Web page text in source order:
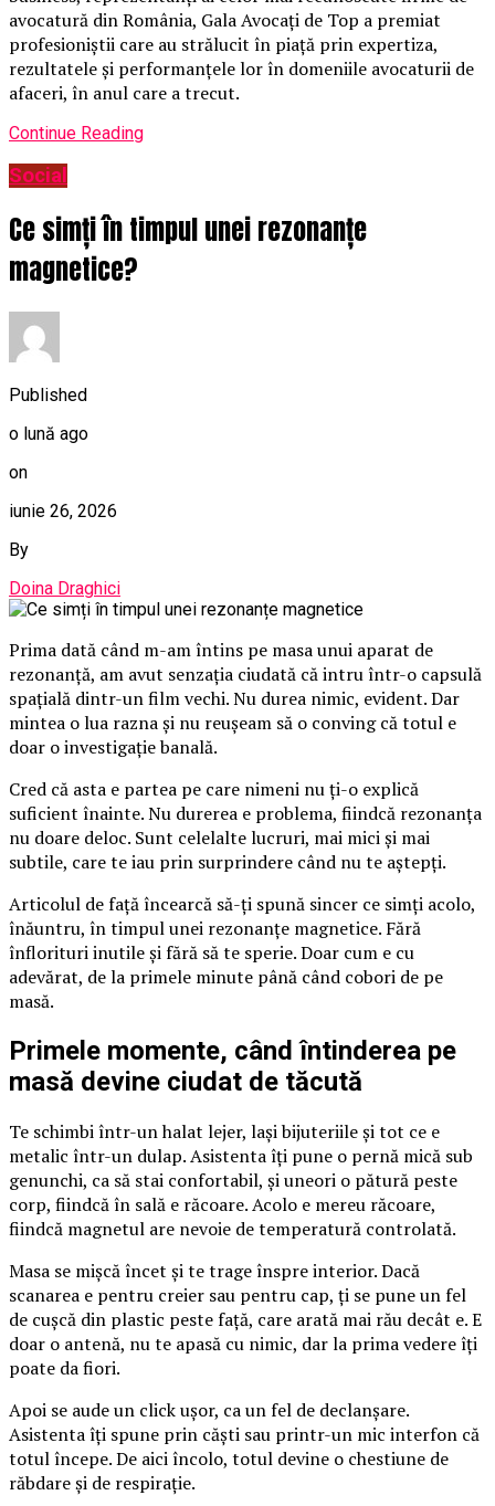
avocatură din România, Gala Avocați de Top a premiat
profesioniștii care au strălucit în piață prin expertiza,
rezultatele și performanțele lor în domeniile avocaturii de
afaceri, în anul care a trecut.
Continue Reading
Social
Ce simți în timpul unei rezonanțe
magnetice?
Published
o lună ago
on
iunie 26, 2026
By
Doina Draghici
Prima dată când m-am întins pe masa unui aparat de
rezonanță, am avut senzația ciudată că intru într-o capsulă
spațială dintr-un film vechi. Nu durea nimic, evident. Dar
mintea o lua razna și nu reușeam să o conving că totul e
doar o investigație banală.
Cred că asta e partea pe care nimeni nu ți-o explică
suficient înainte. Nu durerea e problema, fiindcă rezonanța
nu doare deloc. Sunt celelalte lucruri, mai mici și mai
subtile, care te iau prin surprindere când nu te aștepți.
Articolul de față încearcă să-ți spună sincer ce simți acolo,
înăuntru, în timpul unei rezonanțe magnetice. Fără
înflorituri inutile și fără să te sperie. Doar cum e cu
adevărat, de la primele minute până când cobori de pe
masă.
Primele momente, când întinderea pe
masă devine ciudat de tăcută
Te schimbi într-un halat lejer, lași bijuteriile și tot ce e
metalic într-un dulap. Asistenta îți pune o pernă mică sub
genunchi, ca să stai confortabil, și uneori o pătură peste
corp, fiindcă în sală e răcoare. Acolo e mereu răcoare,
fiindcă magnetul are nevoie de temperatură controlată.
Masa se mișcă încet și te trage înspre interior. Dacă
scanarea e pentru creier sau pentru cap, ți se pune un fel
de cușcă din plastic peste față, care arată mai rău decât e. E
doar o antenă, nu te apasă cu nimic, dar la prima vedere îți
poate da fiori.
Apoi se aude un click ușor, ca un fel de declanșare.
Asistenta îți spune prin căști sau printr-un mic interfon că
totul începe. De aici încolo, totul devine o chestiune de
răbdare și de respirație.